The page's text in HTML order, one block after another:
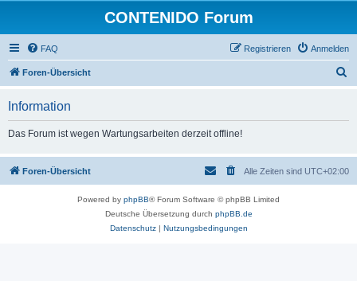
CONTENIDO Forum
FAQ Anmelden
Registrieren
Foren-Übersicht
Information
Das Forum ist wegen Wartungsarbeiten derzeit offline!
Foren-Übersicht Alle Zeiten sind UTC+02:00
Powered by phpBB® Forum Software © phpBB Limited
Deutsche Übersetzung durch phpBB.de
Datenschutz| Nutzungsbedingungen